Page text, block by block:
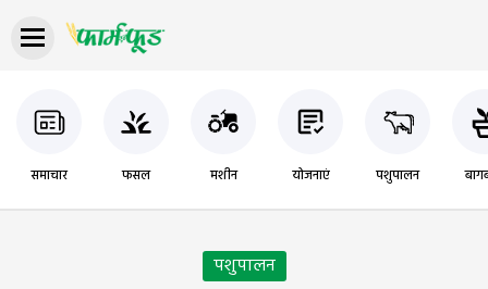
समाचार फसल मशीन योजनाएं पशुपालन
पशुपालन